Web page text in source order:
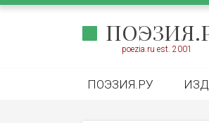
poezia.ru est. 2001
ПОЭЗИЯ.РУ